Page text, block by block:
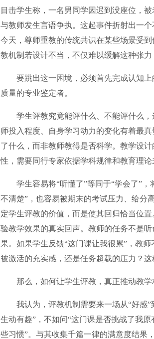
目击学生称，一名男同学因迟到没座位，
与教师发生言语争执。这起事件折射出一
今天，尊师重教的传统共识在某些场景受
教机制若设计不当，不仅难以缓解这种张力
要跳出这一困境，必须首先完成认知上
质量的专业鉴定者。
学生评教究竟能评什么、不能评什么，
师投入程度、自身学习动力的变化有着最
了什么，而非教师教得是否科学。教学设
性，需要同行专家依据学科规律和教育理
学生容易将“听懂了”等同于“学会了”，
不清楚”，也容易被期末的考试压力、给分
定学生评教的价值，而是使其回归恰当位
验教学效果的真实回声。教师的任务不是
果。如果学生反馈“这门课让我很累”，教
被激活的充实感，还是任务超载的压力？
那么，如何让学生评教，真正推动教学
我认为，评教机制需要来一场从“好感”
生动有趣”，不如问“这门课是否挑战了我
些习惯”。与其收集千篇一律的满意度结果